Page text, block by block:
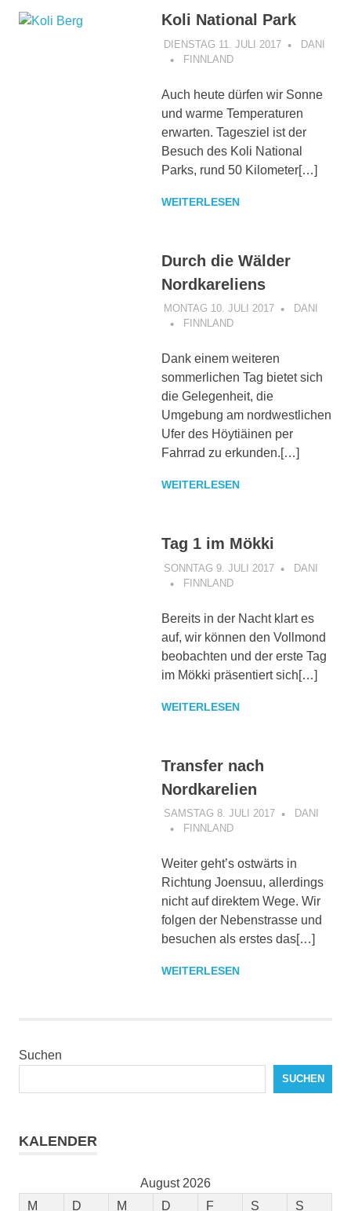
Koli National Park
DIENSTAG 11. JULI 2017
DANI
FINNLAND
Auch heute dürfen wir Sonne
und warme Temperaturen
erwarten. Tagesziel ist der
Besuch des Koli National
Parks, rund 50 Kilometer[…]
WEITERLESEN
Durch die Wälder
Nordkareliens
MONTAG 10. JULI 2017
DANI
FINNLAND
Dank einem weiteren
sommerlichen Tag bietet sich
die Gelegenheit, die
Umgebung am nordwestlichen
Ufer des Höytiäinen per
Fahrrad zu erkunden.[…]
WEITERLESEN
Tag 1 im Mökki
SONNTAG 9. JULI 2017
DANI
FINNLAND
Bereits in der Nacht klart es
auf, wir können den Vollmond
beobachten und der erste Tag
im Mökki präsentiert sich[…]
WEITERLESEN
Transfer nach
Nordkarelien
SAMSTAG 8. JULI 2017
DANI
FINNLAND
Weiter geht’s ostwärts in
Richtung Joensuu, allerdings
nicht auf direktem Wege. Wir
folgen der Nebenstrasse und
besuchen als erstes das[…]
WEITERLESEN
Suchen
SUCHEN
KALENDER
August 2026
M
D M D F S
S